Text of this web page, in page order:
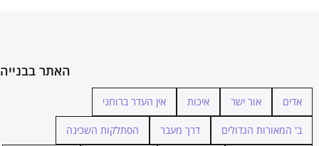
האתר בבנייה
אדים אור ישר איכות אין העדר ברוחני
ב' המאורות הגדולים דרך מעבר הסתלקות השכינה